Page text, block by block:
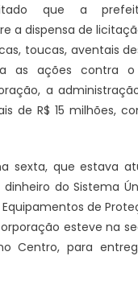
que a
a dispensa de
toucas, aventais
as ações contra o
a
de R$ 15 milhões,
sexta, que estava
do Sistema
de
esteve na
Centro, para